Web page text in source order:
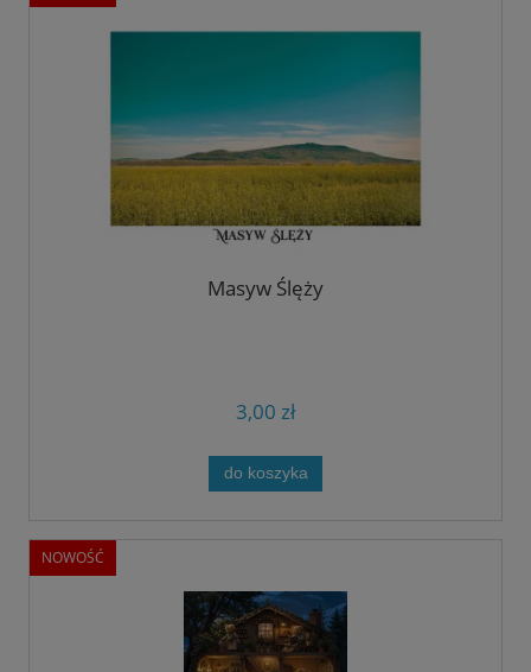
Masyw Ślęży
3,00 zł
do koszyka
NOWOŚĆ